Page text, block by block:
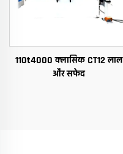
110t4000 क्लासिक CT12 लाल
और सफेद